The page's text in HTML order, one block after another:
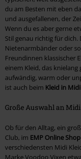
du am Besten mit eben
und ausgefallenen, der
Wenn du es aber gerne
Stil genau richtig für dich.
Nietenarmbänder oder
Freundinnen klassischer
einem Kleid, das
aufwändig, warm oder
ist auch beim Kleid in Midi
Große Auswahl an
Ob für den Alltag, ein
Club, im EMP Online Shop
verschiedensten Midi
Marke Voodoo Vixen